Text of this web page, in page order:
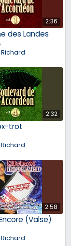
2:36
des Landes
2:32
trot
2:58
(Valse)